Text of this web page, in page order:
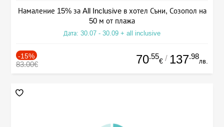
Намаление 15% за All Inclusive в хотел Съни, Созопол на
50 м от плажа
Дата: 30.07 - 30.09 + all inclusive
-15%
83.00€ 70.55
€ / 137.98
лв.